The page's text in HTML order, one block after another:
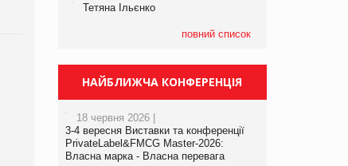
Брагина Людмила
Просування компанії на
www.trademaster.ua.
правила. Особливості.
Тетяна Ільєнко
повний список
НАЙБЛИЖЧА КОНФЕРЕНЦІЯ
18 червня 2026 |
3-4 вересня Виставки та конференції
PrivateLabel&FMCG Master-2026:
Власна марка - Власна перевага